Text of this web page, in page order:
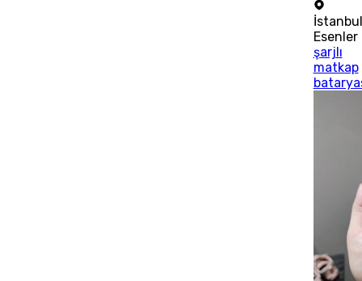
İstanbul
Esenler
şarjlı
matkap